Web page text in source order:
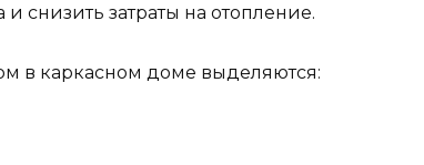
снизить затраты на отопление.
в каркасном доме выделяются: